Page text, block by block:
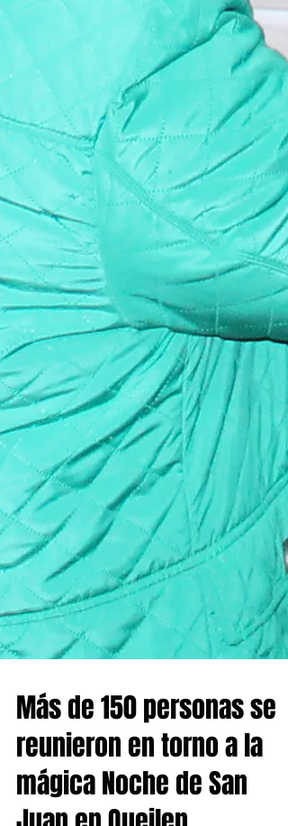
Más de 150 personas se
reunieron en torno a la
mágica Noche de San